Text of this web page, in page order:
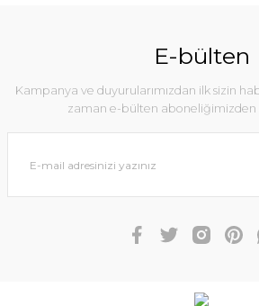
E-bülten
Kampanya ve duyurularımızdan ilk sizin
zaman e-bülten aboneliğimizden